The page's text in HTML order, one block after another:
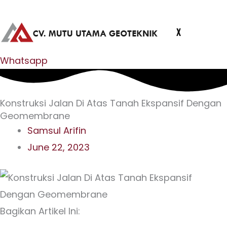
X
Whatsapp
Konstruksi Jalan Di Atas Tanah Ekspansif Dengan
Geomembrane
Samsul Arifin
June 22, 2023
Bagikan Artikel Ini: